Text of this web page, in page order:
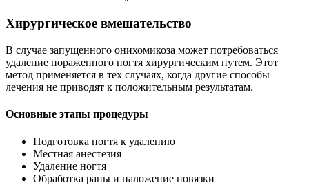
Хирургическое вмешательство
В случае запущенного онихомикоза может потребоваться
удаление пораженного ногтя хирургическим путем. Этот
метод применяется в тех случаях, когда другие способы
лечения не приводят к положительным результатам.
Основные этапы процедуры
Подготовка ногтя к удалению
Местная анестезия
Удаление ногтя
Обработка раны и наложение повязки